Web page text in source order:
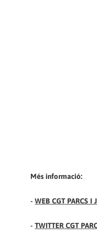
Més informació:
- WEB CGT PARCS I
- TWITTER CGT